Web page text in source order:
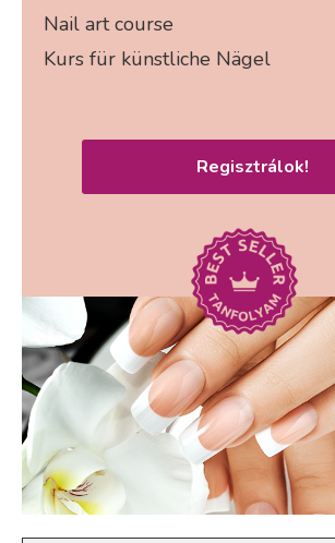
Nail art course
Kurs für künstliche Nägel
Regisztrálok!